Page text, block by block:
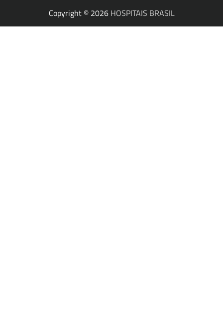
Copyright © 2026 HOSPITAIS BRASIL